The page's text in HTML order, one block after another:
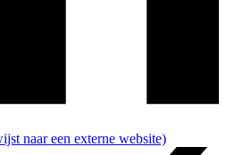
naar een externe website)